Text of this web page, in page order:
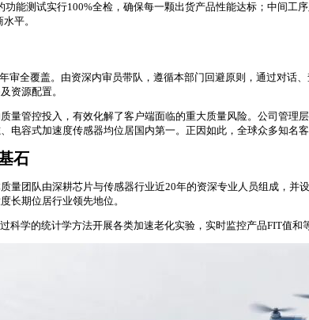
能测试实行100%全检，确保每一颗出货产品性能达标；中间
平。
审全覆盖。由资深内审员带队，遵循本部门回避原则，通过对话
资源配置。
量管控投入，有效化解了客户端面临的重大质量风险。公司管
容式加速度传感器均位居国内第一。正因如此，全球众多知名
石
量团队由深耕芯片与传感器行业近20年的资深专业人员组成，
长期位居行业领先地位。
科学的统计学方法开展各类加速老化实验，实时监控产品FIT值和